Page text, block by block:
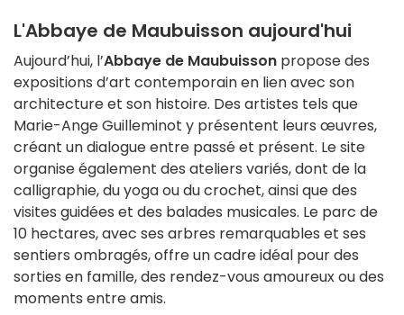
L'Abbaye de Maubuisson aujourd'hui
Aujourd’hui, l’Abbaye de Maubuisson propose des
expositions d’art contemporain en lien avec son
architecture et son histoire. Des artistes tels que
Marie-Ange Guilleminot y présentent leurs œuvres,
créant un dialogue entre passé et présent. Le site
organise également des ateliers variés, dont de la
calligraphie, du yoga ou du crochet, ainsi que des
visites guidées et des balades musicales. Le parc de
10 hectares, avec ses arbres remarquables et ses
sentiers ombragés, offre un cadre idéal pour des
sorties en famille, des rendez-vous amoureux ou des
moments entre amis.